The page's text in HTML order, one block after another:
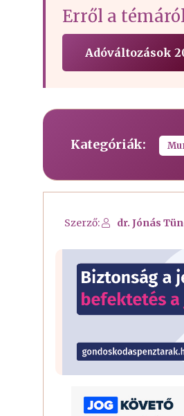
Erről a
Adóváltozások
Kategóriák:
Szerző: dr. Jónás